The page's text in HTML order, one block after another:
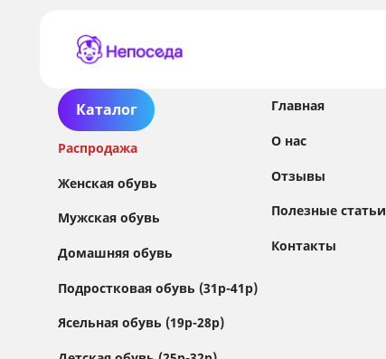
Каталог
Распродажа
Женская обувь
Мужская обувь
Домашняя обувь
Подростковая обувь (31р-41р)
Ясельная обувь (19р-28р)
Главная
О нас
Отзывы
Полезные статьи
Контакты
Сайт использует файлы Cookie
сервисы (Yandex.Metrica и AppMetrica) для